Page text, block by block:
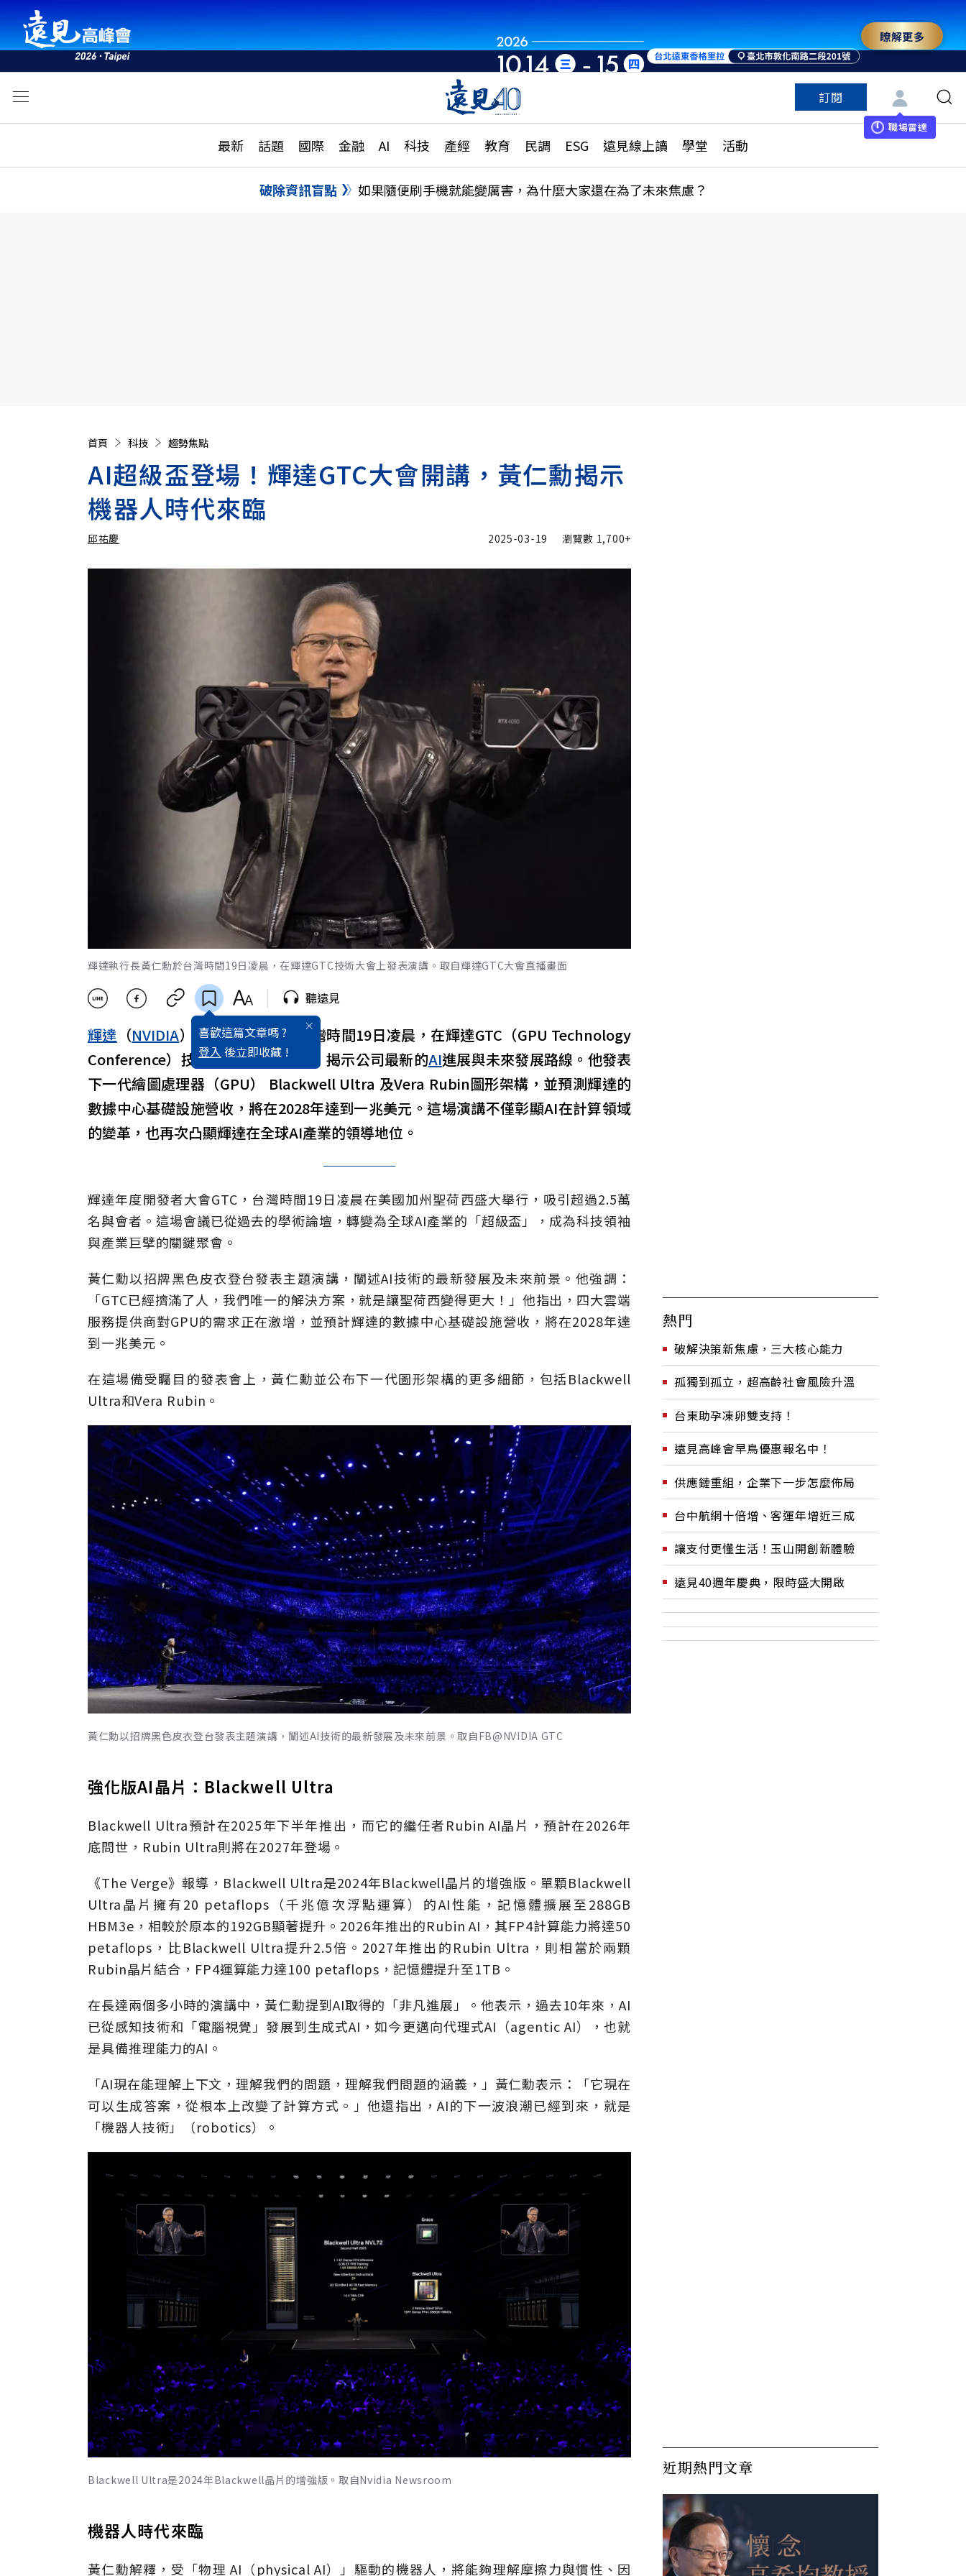
瞭解更多
訂閱
職場雷達
最新 話題 國際 金融 AI 科技 產經 教育 民調 ESG 遠見線上讀 學堂 活動
活動
話題
國際
特輯
大學升學、職涯攻略
縣市施政調查全解析
更多訂閱方案
特色頻道
破除資訊盲點 如果隨便刷手機就能變厲害，為什麼大家還在為了未來焦慮？
首頁 科技 趨勢焦點
AI超級盃登場！輝達GTC大會開講，黃仁勳揭示
機器人時代來臨
邱祐慶 2025-03-19 瀏覽數 1,700+
輝達執行長黃仁勳於台灣時間19日凌晨，在輝達GTC技術大會上發表演講。取自輝達GTC大會直播畫面
喜歡這篇文章嗎 ?
登入 後立即收藏 !
聽遠見
輝達 （NVIDIA）執行長黃仁勳於台灣時間19日凌晨，在輝達GTC（GPU Technology
Conference）技術大會上發表演講，揭示公司最新的AI進展與未來發展路線。他發表
下一代繪圖處理器（GPU） Blackwell Ultra 及Vera Rubin圖形架構，並預測輝達的
數據中心基礎設施營收，將在2028年達到一兆美元。這場演講不僅彰顯AI在計算領域
的變革，也再次凸顯輝達在全球AI產業的領導地位。
輝達年度開發者大會GTC，台灣時間19日凌晨在美國加州聖荷西盛大舉行，吸引超過2.5萬
名與會者。這場會議已從過去的學術論壇，轉變為全球AI產業的「超級盃」，成為科技領袖
與產業巨擘的關鍵聚會。
黃仁勳以招牌黑色皮衣登台發表主題演講，闡述AI技術的最新發展及未來前景。他強調：
「GTC已經擠滿了人，我們唯一的解決方案，就是讓聖荷西變得更大！」他指出，四大雲端
服務提供商對GPU的需求正在激增，並預計輝達的數據中心基礎設施營收，將在2028年達
到一兆美元。
在這場備受矚目的發表會上，黃仁勳並公布下一代圖形架構的更多細節，包括Blackwell
Ultra和Vera Rubin。
黃仁勳以招牌黑色皮衣登台發表主題演講，闡述AI技術的最新發展及未來前景。取自FB@NVIDIA GTC
強化版AI晶片：Blackwell Ultra
Blackwell Ultra預計在2025年下半年推出，而它的繼任者Rubin AI晶片，預計在2026年
底問世，Rubin Ultra則將在2027年登場。
《The Verge》報導，Blackwell Ultra是2024年Blackwell晶片的增強版。單顆Blackwell
Ultra晶片擁有20 petaflops（千兆億次浮點運算）的AI性能，記憶體擴展至288GB
HBM3e，相較於原本的192GB顯著提升。2026年推出的Rubin AI，其FP4計算能力將達50
petaflops，比Blackwell Ultra提升2.5倍。2027年推出的Rubin Ultra，則相當於兩顆
Rubin晶片結合，FP4運算能力達100 petaflops，記憶體提升至1TB。
在長達兩個多小時的演講中，黃仁勳提到AI取得的「非凡進展」。他表示，過去10年來，AI
已從感知技術和「電腦視覺」發展到生成式AI，如今更邁向代理式AI（agentic AI），也就
是具備推理能力的AI。
「AI現在能理解上下文，理解我們的問題，理解我們問題的涵義，」黃仁勳表示：「它現在
可以生成答案，從根本上改變了計算方式。」他還指出，AI的下一波浪潮已經到來，就是
「機器人技術」（robotics）。
Blackwell Ultra是2024年Blackwell晶片的增強版。取自Nvidia Newsroom
機器人時代來臨
黃仁勳解釋，受「物理 AI（physical AI）」驅動的機器人，將能夠理解摩擦力與慣性、因
熱門
破解決策新焦慮，三大核心能力
孤獨到孤立，超高齡社會風險升溫
台東助孕凍卵雙支持！
遠見高峰會早鳥優惠報名中！
供應鏈重組，企業下一步怎麼佈局
台中航網十倍增、客運年增近三成
讓支付更懂生活！玉山開創新體驗
遠見40週年慶典，限時盛大開啟
近期熱門文章